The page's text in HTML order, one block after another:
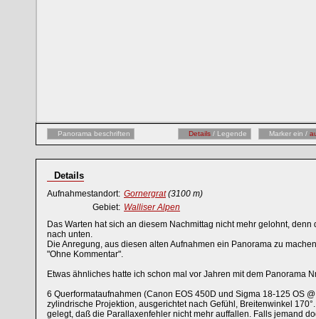
Panorama beschriften Details / Legende Marker ein /
Details
Aufnahmestandort: Gornergrat (3100 m)
Gebiet: Walliser Alpen
Das Warten hat sich an diesem Nachmittag nicht mehr gelohnt,
nach unten.
Die Anregung, aus diesen alten Aufnahmen ein Panorama zu
"Ohne Kommentar".
Etwas ähnliches hatte ich schon mal vor Jahren mit dem Panorama
6 Querformataufnahmen (Canon EOS 450D und Sigma 18-125 OS
zylindrische Projektion, ausgerichtet nach Gefühl, Breitenwinkel
gelegt, daß die Parallaxenfehler nicht mehr auffallen. Falls jemand